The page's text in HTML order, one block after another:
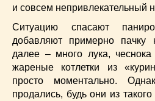
и совсем непривлекательный
Ситуацию спасают
добавляют примерно
далее – много лука,
жареные котлетки из
просто моментально.
продались, будь они из